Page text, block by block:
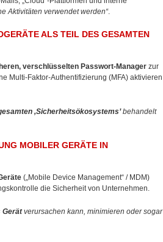
Aktivitäten verwendet werden“.
ALS TEIL DES GESAMTEN
verschlüsselten Passwort-Manager zur
Multi-Faktor-Authentifizierung (MFA) aktivieren
,Sicherheitsökosystems’behandelt
MOBILER GERÄTE IN
(„Mobile Device Management“ / MDM)
die Sicherheit von Unternehmen.
Gerätverursachen kann, minimieren oder sogar